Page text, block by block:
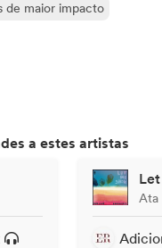
de maior impacto
a estes artistas
Ata